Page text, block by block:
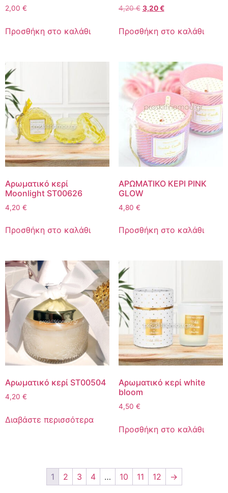
2,00 €
Προσθήκη στο καλάθι
4,20€ 3,20€
Προσθήκη στο καλάθι
Αρωματικό κερί
Moonlight ST00626
4,20 €
Προσθήκη στο καλάθι
ΑΡΩΜΑΤΙΚΟ ΚΕΡΙ PINK
GLOW
4,80 €
Προσθήκη στο καλάθι
Αρωματικό κερί ST00504
4,20 €
Διαβάστε περισσότερα
Αρωματικό κερί white
bloom
4,50 €
Προσθήκη στο καλάθι
1 2 3 4 … 10 11 12 →